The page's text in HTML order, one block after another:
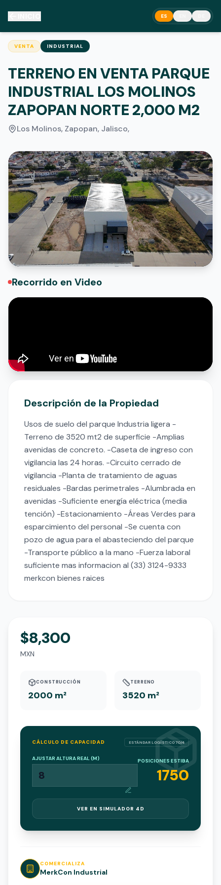
ES
VENTA INDUSTRIAL
TERRENO EN VENTA PARQUE
INDUSTRIAL LOS MOLINOS
ZAPOPAN NORTE 2,000 M2
Los Molinos, Zapopan, Jalisco,
Recorrido en Video
Descripción de la Propiedad
Usos de suelo del parque Industria ligera -
Terreno de 3520 mt2 de superficie -Amplias
avenidas de concreto. -Caseta de ingreso con
vigilancia las 24 horas. -Circuito cerrado de
vigilancia -Planta de tratamiento de aguas
residuales -Bardas perimetrales -Alumbrada en
avenidas -Suficiente energía eléctrica (media
tención) -Estacionamiento -Áreas Verdes para
esparcimiento del personal -Se cuenta con
pozo de agua para el abasteciendo del parque
-Transporte público a la mano -Fuerza laboral
suficiente mas informacion al (33) 3124-9333
merkcon bienes raices
$8,300
MXN
CONSTRUCCIÓN
2000 m²
TERRENO
3520 m²
CÁLCULO DE CAPACIDAD ESTÁNDAR LOGÍSTICO 70/4
AJUSTAR ALTURA REAL (M) POSICIONES ESTIBA
1750
VER EN SIMULADOR 4D
COMERCIALIZA
MerkCon Industrial